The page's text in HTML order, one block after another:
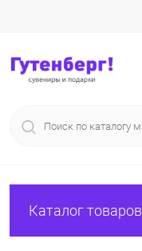
Каталог товаров